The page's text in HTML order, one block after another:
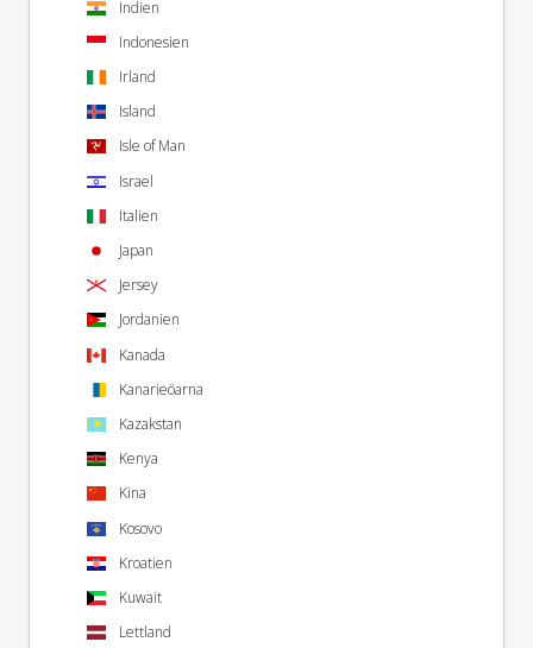
Indien
Indonesien
Irland
Island
Isle of Man
Israel
Italien
Japan
Jersey
Jordanien
Kanada
Kanarieöarna
Kazakstan
Kenya
Kina
Kosovo
Kroatien
Kuwait
Lettland